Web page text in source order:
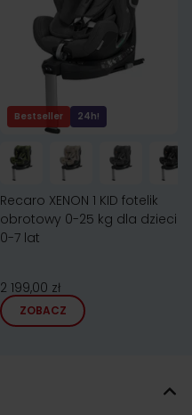
Bestseller 24h!
Recaro XENON 1 KID fotelik
obrotowy 0-25 kg dla dzieci
0-7 lat
2 199,00 zł
ZOBACZ